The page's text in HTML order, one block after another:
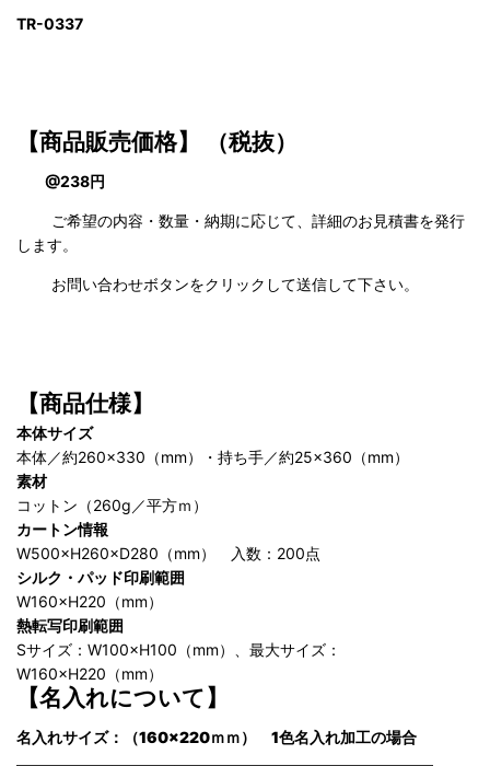
TR-0337
【商品販売価格】 （税抜）
@238円
ご希望の内容・数量・納期に応じて、詳細のお見積書を発行
します。
お問い合わせボタンをクリックして送信して下さい。
【商品仕様】
本体サイズ
本体／約260×330（mm）・持ち手／約25×360（mm）
素材
コットン（260g／平方ｍ）
カートン情報
W500×H260×D280（mm） 入数：200点
シルク・パッド印刷範囲
W160×H220（mm）
熱転写印刷範囲
Sサイズ：W100×H100（mm）、最大サイズ：
W160×H220（mm）
【名入れについて】
名 入れサイズ：（160×220ｍｍ） 1色名入れ加工の場合